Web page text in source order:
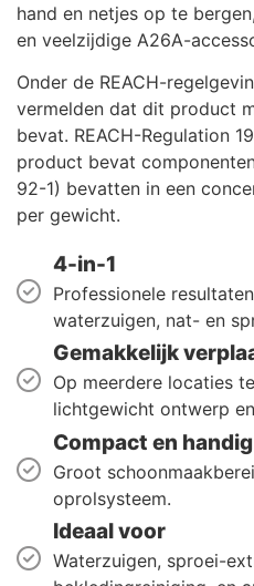
hand en netjes op te
en veelzijdige A26A-
Onder de REACH-
vermelden dat dit product
bevat. REACH-Regulation
product bevat
92-1) bevatten in een
per gewicht.
4-in-1
Professionele
waterzuigen, nat- en
Gemakkelijk
Op meerdere locaties
lichtgewicht ontwerp
Compact en handig
Groot
oprolsysteem.
Ideaal voor
Waterzuigen, sproei-